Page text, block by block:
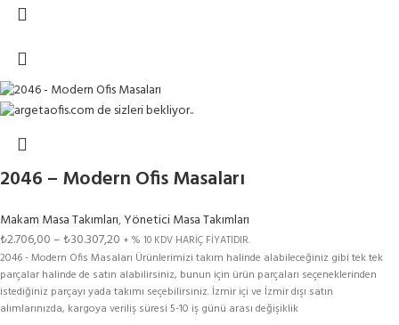
2046 – Modern Ofis Masaları
Makam Masa Takımları,Yönetici Masa Takımları
₺2.706,00– ₺30.307,20 + % 10 KDV HARİÇ FİYATIDIR.
2046 - Modern Ofis Masaları Ürünlerimizi takım halinde alabileceğiniz gibi tek tek
parçalar halinde de satın alabilirsiniz, bunun için ürün parçaları seçeneklerinden
istediğiniz parçayı yada takımı seçebilirsiniz. İzmir içi ve İzmir dışı satın
alımlarınızda, kargoya veriliş süresi 5-10 iş günü arası değişiklik